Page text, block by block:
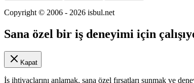
Copyright © 2006 - 2026 isbul.net
Sana özel bir iş deneyimi için
Kapat
İş ihtiyaçlarını anlamak, sana özel fırsatları sunmak ve